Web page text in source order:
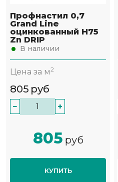
Профнастил 0,7
Grand Line
оцинкованный Н75
Zn DRIP
В наличии
Цена за м2
805 руб
− +
805руб
КУПИТЬ